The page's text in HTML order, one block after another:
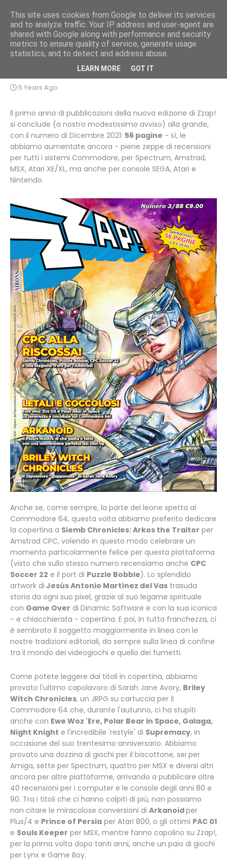
È in arrivo il numero 3/88
5 Years Ago
Il primo anno di pubblicazioni della nuova edizione di Zzap!
si conclude (a nostro modestissimo avviso) alla grande,
con il numero di Dicembre 2021: 56 pagine - sì, le
abbiamo aumentate ancora - piene zeppe di recensioni
per tutti i sistemi Commodore, per Spectrum, Amstrad,
MSX, Atari XE/XL, ma anche per console SEGA, Atari e
Nintendo.
Anche se, come sempre, la parte del leone spetta al
Commodore 64, questa volta abbiamo preferito dedicare
la copertina a Siemb Chronicles: Arkos the Traitor per
Amstrad CPC, volendo in questo modo celebrare un
momento particolarmente felice per questa piattaforma
(visto che sullo stesso numero recensiamo anche CPC
Soccer 22 e il port di Puzzle Bobble). Lo splendido
artwork di Jesús Antonio Martínez del Vas trasuda
storia da ogni suo pixel, grazie al suo legame spirituale
con Game Over di Dinamic Software e con la sua iconica
- e chiacchierata - copertina. E poi, in tutta franchezza, ci
è sembrato il soggetto maggiormente in linea con le
nostre tradizioni editoriali, da sempre sulla linea di confine
tra il mondo dei videogiochi e quello dei fumetti.
Come potete leggere dai titoli in copertina, abbiamo
provato l'ultimo capolavoro di Sarah Jane Avory, Briley
Witch Chronicles, un JRPG su cartuccia per il
Commodore 64 che, durante l'autunno, ci ha stupiti
anche con Ewe Woz 'Ere, Polar Bear in Space, Galaga,
Night Knight e l'incredibile 'restyle' di Supremacy, in
occasione del suo trentesimo anniversario. Abbiamo
provato una dozzina di giochi per il biscottone, sei per
Amiga, sette per Spectrum, quattro per MSX e diversi altri
ancora per altre piattaforme, arrivando a pubblicare oltre
40 recensioni per i computer e le console degli anni 80 e
90. Tra i titoli che ci hanno colpiti di più, non possiamo
non citare le miracolose conversioni di Arkanoidper
Plus/4 e Prince of Persia per Atari 800, o gli ottimi PAC 01
e Souls Keeper per MSX, mentre fanno capolino su Zzap!,
per la prima volta dopo tanti anni, anche un paio di giochi
per Lynx e Game Boy.
This site uses cookies from Google to deliver its services
and to analyze traffic. Your IP address and user-agent are
shared with Google along with performance and security
metrics to ensure quality of service, generate usage
statistics, and to detect and address abuse.
LEARN MORE GOT IT